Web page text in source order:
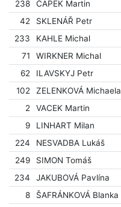
238
ČAPEK Martin
42
SKLENÁŘ Petr
233
KAHLE Michal
71
WIRKNER Michal
62
ILAVSKYJ Petr
102
ZELENKOVÁ Michaela
2
VACEK Martin
9
LINHART Milan
224
NESVADBA Lukáš
249
SIMON Tomáš
234
JAKUBOVÁ Pavlína
8
ŠAFRÁNKOVÁ Blanka